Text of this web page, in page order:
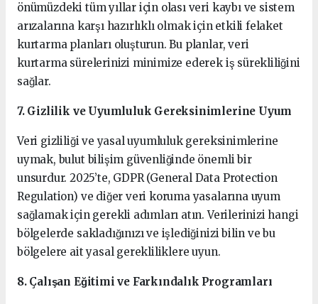
önümüzdeki tüm yıllar için olası veri kaybı ve sistem
arızalarına karşı hazırlıklı olmak için etkili felaket
kurtarma planları oluşturun. Bu planlar, veri
kurtarma sürelerinizi minimize ederek iş sürekliliğini
sağlar.
7. Gizlilik ve Uyumluluk Gereksinimlerine Uyum
Veri gizliliği ve yasal uyumluluk gereksinimlerine
uymak, bulut bilişim güvenliğinde önemli bir
unsurdur. 2025’te, GDPR (General Data Protection
Regulation) ve diğer veri koruma yasalarına uyum
sağlamak için gerekli adımları atın. Verilerinizi hangi
bölgelerde sakladığınızı ve işlediğinizi bilin ve bu
bölgelere ait yasal gerekliliklere uyun.
8. Çalışan Eğitimi ve Farkındalık Programları